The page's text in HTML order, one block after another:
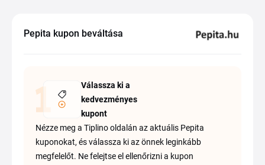
Pepita kupon beváltása
Válassza ki a
kedvezményes
kupont
Nézze meg a Tiplino oldalán az aktuális Pepita
kuponokat, és válassza ki az önnek leginkább
megfelelőt. Ne felejtse el ellenőrizni a kupon